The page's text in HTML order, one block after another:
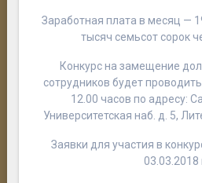
Заработная плата в месяц —
тысяч семьсот сорок
Конкурс на замещение
сотрудников будет
12.00 часов по адресу:
Университетская наб. д. 5,
Заявки для участия в
03.03.2018